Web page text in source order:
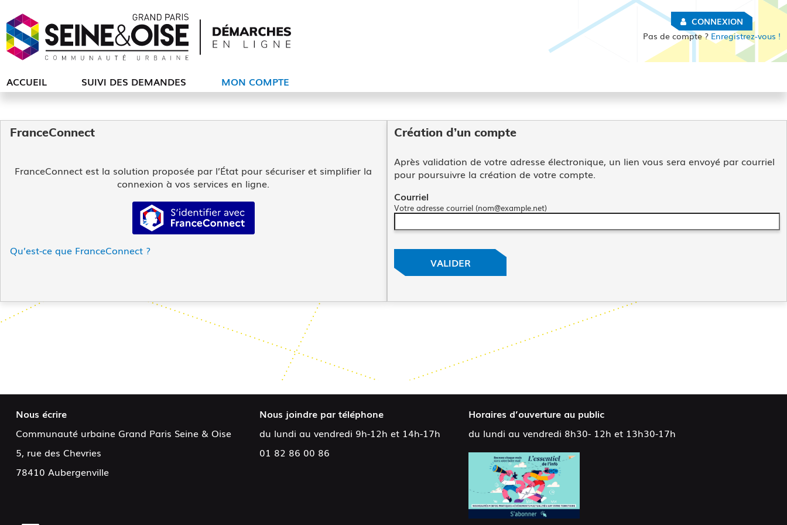
CONNEXION
Pas de compte ?Enregistrez-vous !
ACCUEIL SUIVI DES DEMANDES MON COMPTE
FranceConnect
FranceConnect est la solution proposée par l’État pour sécuriser et simplifier la
connexion à vos services en ligne.
S’identifier avec FranceConnect
Qu’est-ce que FranceConnect ?
Création d’un compte
Après validation de votre adresse électronique, un lien vous sera envoyé par courriel
pour poursuivre la création de votre compte.
Courriel
*
Votre adresse courriel (nom@example.net)
VALIDER
Nous écrire
Communauté urbaine Grand Paris Seine & Oise
5, rue des Chevries
78410 Aubergenville
Nous joindre par téléphone
du lundi au vendredi 9h-12h et 14h-17h
01 82 86 00 86
Horaires d’ouverture au public
du lundi au vendredi 8h30- 12h et 13h30-17h